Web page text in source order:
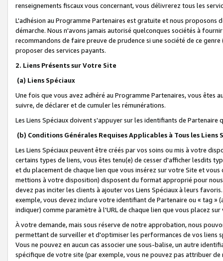
renseignements fiscaux vous concernant, vous délivrerez tous les
L'adhésion au Programme Partenaires est gratuite et nous proposons
démarche. Nous n'avons jamais autorisé quelconques sociétés à
recommandons de faire preuve de prudence si une société de ce
proposer des services payants.
2. Liens Présents sur Votre Site
(a) Liens Spéciaux
Une fois que vous avez adhéré au Programme Partenaires, vous êtes
suivre, de déclarer et de cumuler les rémunérations.
Les Liens Spéciaux doivent s'appuyer sur les identifiants de Partenaire
(b) Conditions Générales Requises Applicables à Tous les Liens
Les Liens Spéciaux peuvent être créés par vos soins ou mis à votre
certains types de liens, vous êtes tenu(e) de cesser d'afficher lesdits
et du placement de chaque lien que vous insérez sur votre Site et
mettions à votre disposition) disposent du format approprié pour
devez pas inciter les clients à ajouter vos Liens Spéciaux à leurs
exemple, vous devez inclure votre identifiant de Partenaire ou « tag
indiquer) comme paramètre à l'URL de chaque lien que vous placez
À votre demande, mais sous réserve de notre approbation, nous
permettant de surveiller et d'optimiser les performances de vos liens
Vous ne pouvez en aucun cas associer une sous-balise, un autre
spécifique de votre site (par exemple, vous ne pouvez pas attribuer